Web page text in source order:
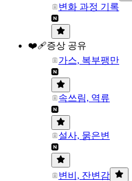
변화 과정 기록
❤️‍🩹증상 공유
가스, 복부팽만
속쓰림, 역류
설사, 묽은변
변비, 잔변감